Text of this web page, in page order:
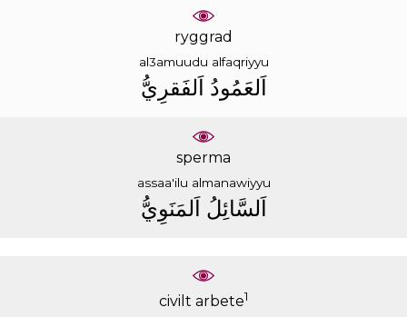
ryggrad
al3amuudu alfaqriyyu
ﺍَﻟﻌَﻤُﻮﺩُ ﺍَﻟﻔَﻘﺮِﻱُّ
sperma
assaa'ilu almanawiyyu
ﺍَﻟﺴَّﺎﺋِﻞُ ﺍَﻟﻤَﻨَﻮِﻱُّ
civilt arbete1